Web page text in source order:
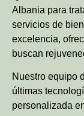
Albania para
servicios de
excelencia,
buscan
Nuestro equipo
últimas
personalizada